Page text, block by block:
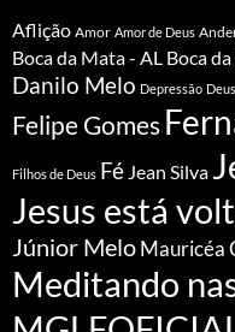
Aflição Amor Amor de Deus
Boca da Mata - AL Boca
Danilo Melo Depressão Deus
Felipe Gomes
Filhos de Deus Fé Jean Silva
Jesus está
Júnior Melo Mauricéa
Meditando